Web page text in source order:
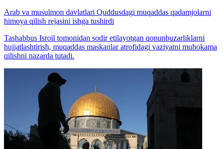
Arab va musulmon davlatlari Quddusdagi muqaddas qadamjolarni
himoya qilish rejasini ishga tushirdi
Tashabbus Isroil tomonidan sodir etilayotgan qonunbuzarliklarni
hujjatlashtirish, muqaddas maskanlar atrofidagi vaziyatni muhokama
qilishni nazarda tutadi.